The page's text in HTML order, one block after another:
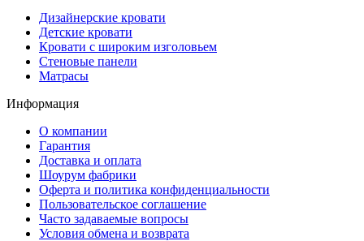
Дизайнерские кровати
Детские кровати
Кровати с широким изголовьем
Стеновые панели
Матрасы
Информация
О компании
Гарантия
Доставка и оплата
Шоурум фабрики
Оферта и политика конфиденциальности
Пользовательское соглашение
Часто задаваемые вопросы
Условия обмена и возврата